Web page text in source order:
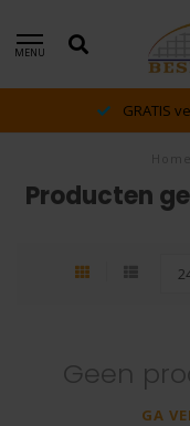
MENU
GRATIS
Producten
Geen
GA